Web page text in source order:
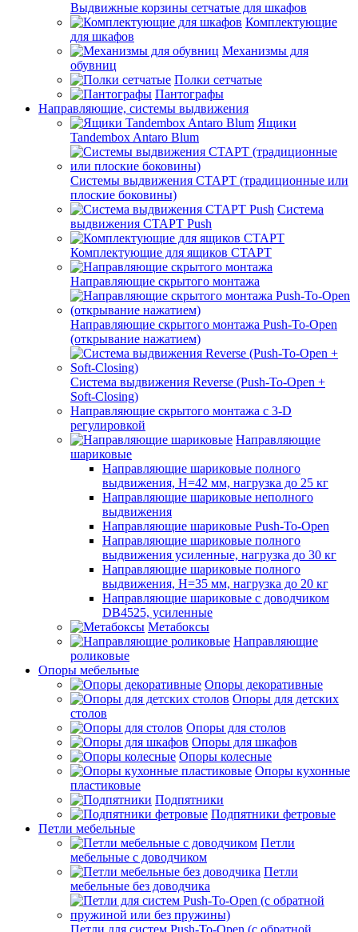
Выдвижные корзины сетчатые для шкафов
Комплектующие
для шкафов
Механизмы для
обувниц
Полки сетчатые
Пантографы
Направляющие, системы выдвижения
Ящики
Tandembox Antaro Blum
Системы выдвижения СТАРТ (традиционные или
плоские боковины)
Система
выдвижения СТАРТ Push
Комплектующие для ящиков СТАРТ
Направляющие скрытого монтажа
Направляющие скрытого монтажа Push-To-Open
(открывание нажатием)
Система выдвижения Reverse (Push-To-Open +
Soft-Closing)
Направляющие скрытого монтажа с 3-D
регулировкой
Направляющие
шариковые
Направляющие шариковые полного
выдвижения, H=42 мм, нагрузка до 25 кг
Направляющие шариковые неполного
выдвижения
Направляющие шариковые Push-To-Open
Направляющие шариковые полного
выдвижения усиленные, нагрузка до 30 кг
Направляющие шариковые полного
выдвижения, H=35 мм, нагрузка до 20 кг
Направляющие шариковые с доводчиком
DB4525, усиленные
Метабоксы
Направляющие
роликовые
Опоры мебельные
Опоры декоративные
Опоры для детских
столов
Опоры для столов
Опоры для шкафов
Опоры колесные
Опоры кухонные
пластиковые
Подпятники
Подпятники фетровые
Петли мебельные
Петли
мебельные с доводчиком
Петли
мебельные без доводчика
Петли для систем Push-To-Open (с обратной